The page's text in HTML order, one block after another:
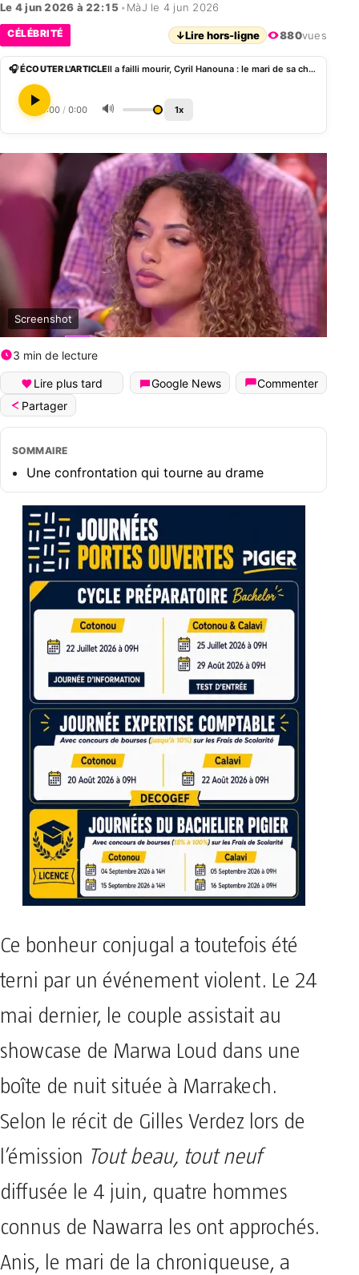
Le 4 jun 2026 à 22:15 • MàJ le 4 jun 2026
CÉLÉBRITÉ ↓Lire hors-ligne 880vues
🎧 ÉCOUTER L'ARTICLE Il a failli mourir, Cyril Hanouna : le mari de sa chroniqueuse Nawarra agressé à la sortie d’une boîte et actuellement sous observation médicale
0:00 / 0:00 🔊 1x
Screenshot
3 min de lecture
Lire plus tard Google News
Commenter
Partager
SOMMAIRE
Une confrontation qui tourne au drame
Ce bonheur conjugal a toutefois été
terni par un événement violent. Le 24
mai dernier, le couple assistait au
showcase de Marwa Loud dans une
boîte de nuit située à Marrakech.
Selon le récit de Gilles Verdez lors de
l’émission Tout beau, tout neuf
diffusée le 4 juin, quatre hommes
connus de Nawarra les ont approchés.
Anis, le mari de la chroniqueuse, a